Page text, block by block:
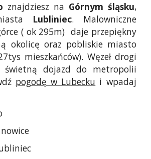
znajdziesz na Górnym śląsku,
Lubliniec. Malowniczne
( ok 295m) daje przepiękny
okolicę oraz pobliskie miasto
mieszkańców). Węzeł drogi
dojazd do metropolii
pogodę w Lubecku i wpadaj